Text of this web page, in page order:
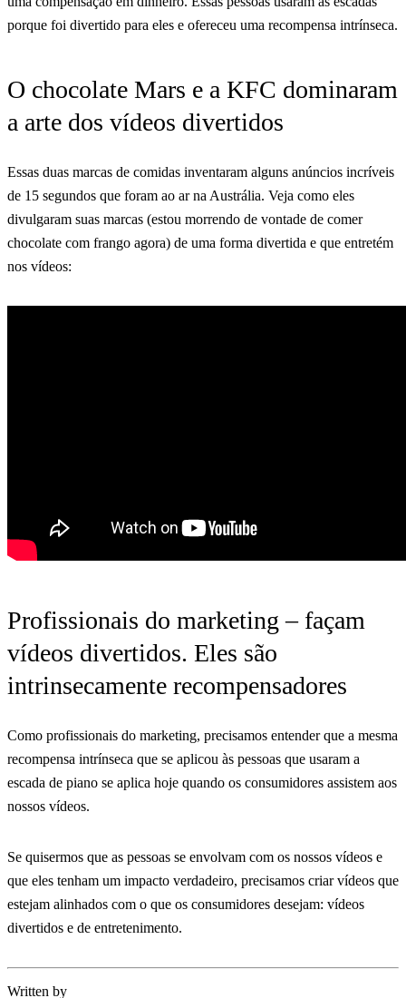
porque foi divertido para eles e ofereceu uma recompensa intrínseca.
O chocolate Mars e a KFC dominaram
a arte dos vídeos divertidos
Essas duas marcas de comidas inventaram alguns anúncios incríveis
de 15 segundos que foram ao ar na Austrália. Veja como eles
divulgaram suas marcas (estou morrendo de vontade de comer
chocolate com frango agora) de uma forma divertida e que entretém
nos vídeos:
Profissionais do marketing – façam
vídeos divertidos. Eles são
intrinsecamente recompensadores
Como profissionais do marketing, precisamos entender que a mesma
recompensa intrínseca que se aplicou às pessoas que usaram a
escada de piano se aplica hoje quando os consumidores assistem aos
nossos vídeos.
Se quisermos que as pessoas se envolvam com os nossos vídeos e
que eles tenham um impacto verdadeiro, precisamos criar vídeos que
estejam alinhados com o que os consumidores desejam: vídeos
divertidos e de entretenimento.
Written by